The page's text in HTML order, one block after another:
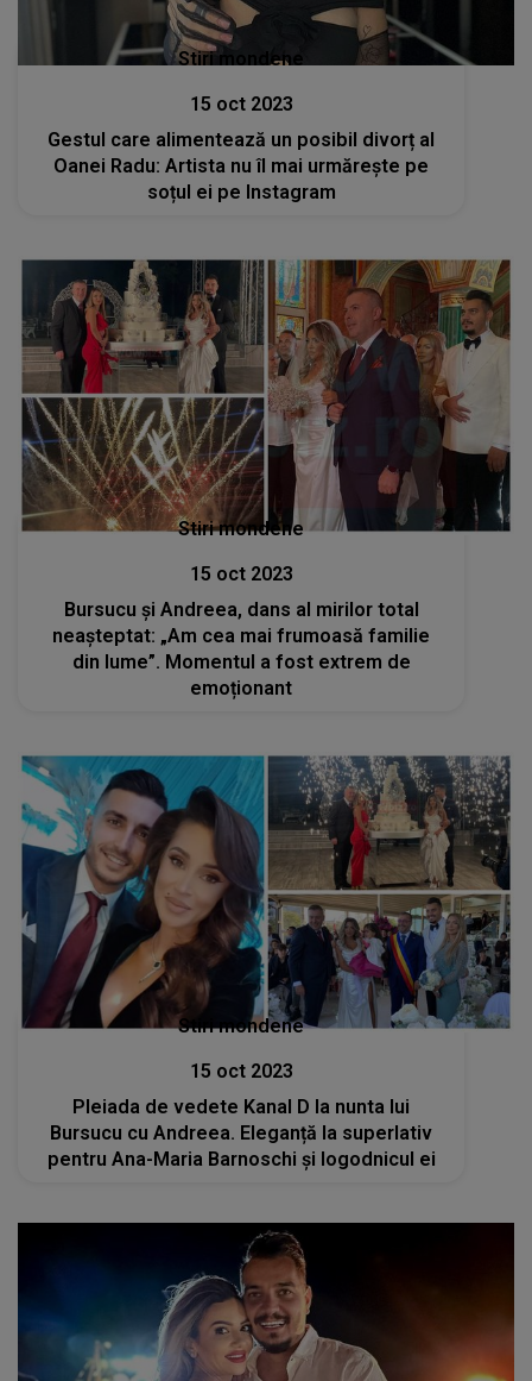
Stiri mondene
15 oct 2023
Gestul care alimentează un posibil divorț al
Oanei Radu: Artista nu îl mai urmărește pe
soțul ei pe Instagram
Stiri mondene
15 oct 2023
Bursucu și Andreea, dans al mirilor total
neașteptat: „Am cea mai frumoasă familie
din lume”. Momentul a fost extrem de
emoționant
Stiri mondene
15 oct 2023
Pleiada de vedete Kanal D la nunta lui
Bursucu cu Andreea. Eleganță la superlativ
pentru Ana-Maria Barnoschi și logodnicul ei